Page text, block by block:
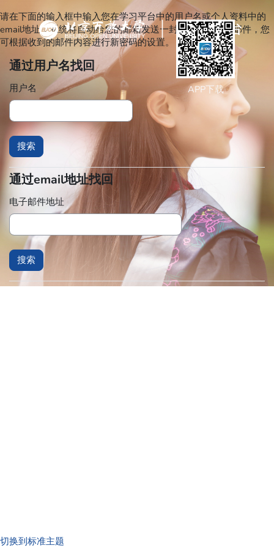
登录到BJOU学习平台
APP下载
请在下面的输入框中输入您在学习平台中的用户名或个人资料中的
email地址，系统将自动给您的邮箱发送一封获得新密码的邮件，您
可根据收到的邮件内容进行新密码的设置。
通过用户名找回
通过用户名找回
用户名
通过email地址找回
通过email地址找回
电子邮件地址
切换到标准主题